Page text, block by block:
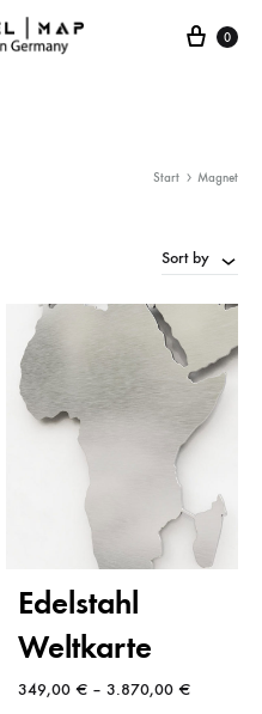
Cart
0
Start Magnet
Sort by
Edelstahl
Weltkarte
349,00 € – 3.870,00 €